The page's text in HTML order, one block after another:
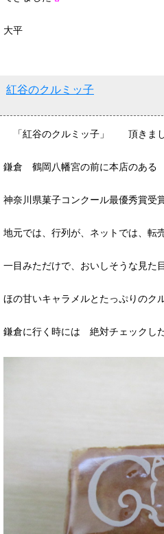
大平
紅谷のクルミッ子
「紅谷のクルミッ子」 頂きまし
鎌倉 鶴岡八幡宮の前に本店のあ
神奈川県菓子コンクール最優秀賞受
地元では、行列が、ネットでは、転
一目みただけで、おいしそうな見た
ほの甘いキャラメルとたっぷりのク
鎌倉に行く時には 絶対チェックし